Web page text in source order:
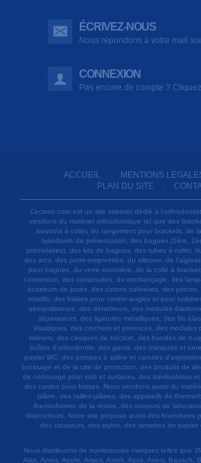
ÉCRIVEZ-NOUS
Nous répondons à votre mail
CONNEXION
Pas encore de compte ?
ACCUEIL - MENTIONS
PLAN DU SITE -
Cecsmo.com est un site internet dédié à
vendons du matériel orthodontique tel que des
boutons à coller, du rangement pour brackets, de
typodonts de présentation, des bagues (1ère,
prémolaires), des kits de bagues, des tubes à coller,
des arcs, des porte-empreintes, du silicone, de
pour bagues, du verre ionomère, de la colle à
contention, des composites, du mordançage, des
écarteurs de joues, des cotons salivaires, des
rotatifs, des fraises pour contre-angles et pour
aéropolisseurs, des détartreurs, des modules
séparateurs, des ligatures métalliques, des fils
élastiques, des crochets et potences, des modules
trainers, des casques de traction, des bandes de
boîtes d'orthodontie, des gants, des masques et
papier WC, des pompes à salive et canules
brossage et de la cire de protection, des produits de
de nettoyage pour sols et surfaces, des stérilisateurs
des cardes pour fraises. Nous vendons aussi du
plâtre, des tailles-plâtres, des appareils de
thermoformer, de la résine, des moteurs de
disjoncteurs. Notre site propose aussi des fournitures
des classeurs, des stylos, des ramettes de papier
Nous distribuons de nombreuses marques telles que
Ajax, Anios, Apple, Argos, Astek, Asus, Avery, Bausch,